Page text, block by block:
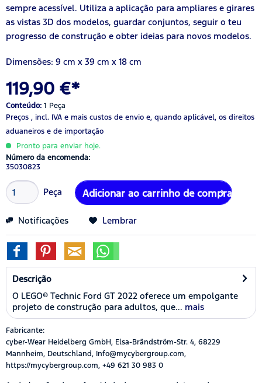
sempre acessível. Utiliza a aplicação para ampliares e girares
as vistas 3D dos modelos, guardar conjuntos, seguir o teu
progresso de construção e obter ideias para novos modelos.
Dimensões: 9 cm x 39 cm x 18 cm
119,90 €*
Conteúdo: 1 Peça
Preços , incl. IVA e mais custos de envio e, quando aplicável, os direitos
aduaneiros e de importação
Pronto para enviar hoje.
Número da encomenda:
35030823
Peça Adicionar ao carrinho de compras
Notificações Lembrar
Descrição
O LEGO® Technic Ford GT 2022 oferece um empolgante
projeto de construção para adultos, que... mais
Fabricante:
cyber-Wear Heidelberg GmbH, Elsa-Brändström-Str. 4, 68229
Mannheim, Deutschland, Info@mycybergroup.com,
https://mycybergroup.com, +49 621 30 983 0